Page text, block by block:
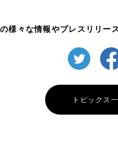
様々な情報やプレスリリー
トピックス